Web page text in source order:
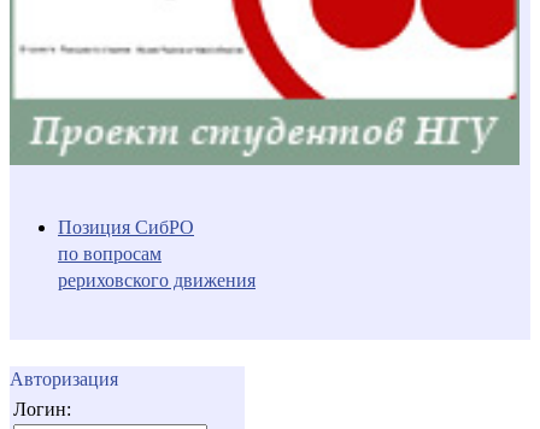
Позиция СибРО
по вопросам
рериховского движения
Авторизация
Логин: